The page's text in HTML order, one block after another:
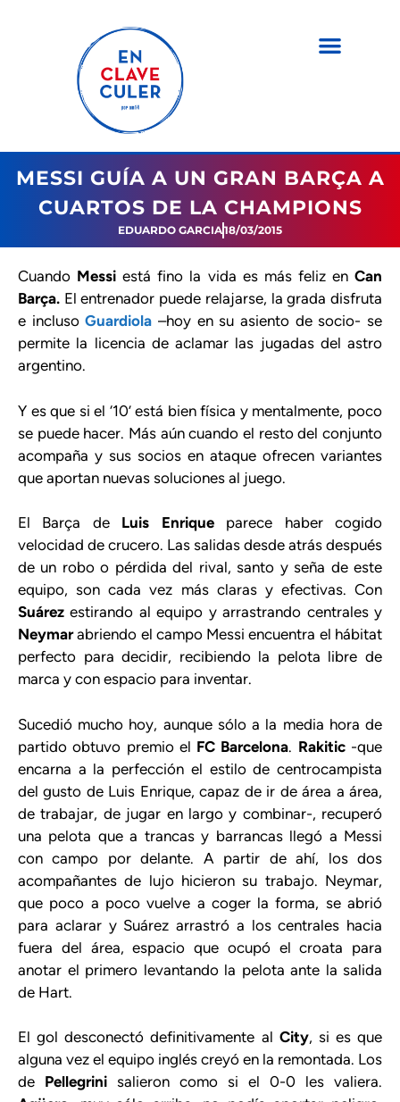
MESSI GUÍA A UN GRAN BARÇA A
CUARTOS DE LA CHAMPIONS
EDUARDO GARCIA18/03/2015
Cuando Messi está fino la vida es más feliz enCan
Barça. El entrenador puede relajarse, la grada disfruta
e inclusoGuardiola –hoy en su asiento de socio- se
permite la licencia de aclamar las jugadas del astro
argentino.
Y es que si el ‘10’ está bien física y mentalmente, poco
se puede hacer. Más aún cuando el resto del conjunto
acompaña y sus socios en ataque ofrecen variantes
que aportan nuevas soluciones al juego.
El Barça deLuis Enriqueparece haber cogido
velocidad de crucero. Las salidas desde atrás después
de un robo o pérdida del rival, santo y seña de este
equipo, son cada vez más claras y efectivas. Con
Suárez estirando al equipo y arrastrando centrales y
Neymarabriendo el campo Messi encuentra el hábitat
perfecto para decidir, recibiendo la pelota libre de
marca y con espacio para inventar.
Sucedió mucho hoy, aunque sólo a la media hora de
partido obtuvo premio el FC Barcelona. Rakitic-que
encarna a la perfección el estilo de centrocampista
del gusto de Luis Enrique, capaz de ir de área a área,
de trabajar, de jugar en largo y combinar-, recuperó
una pelota que a trancas y barrancas llegó a Messi
con campo por delante. A partir de ahí, los dos
acompañantes de lujo hicieron su trabajo. Neymar,
que poco a poco vuelve a coger la forma, se abrió
para aclarar y Suárez arrastró a los centrales hacia
fuera del área, espacio que ocupó el croata para
anotar el primero levantando la pelota ante la salida
de Hart.
El gol desconectó definitivamente al City, si es que
alguna vez el equipo inglés creyó en la remontada. Los
de Pellegrini salieron como si el 0-0 les valiera.